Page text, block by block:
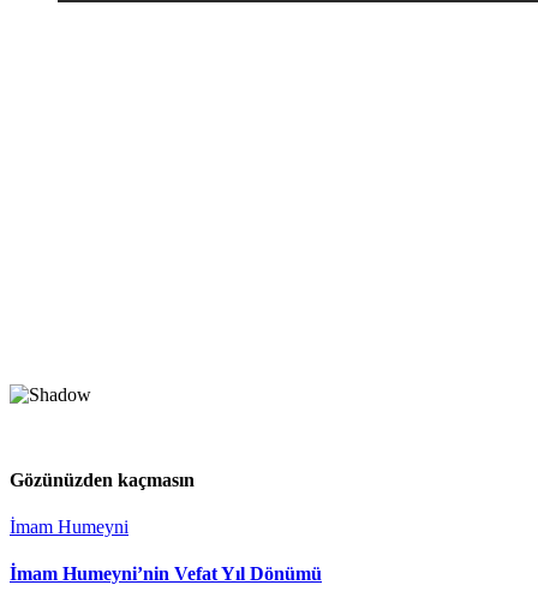
Gözünüzden kaçmasın
İmam Humeyni
İmam Humeyni’nin Vefat Yıl Dönümü